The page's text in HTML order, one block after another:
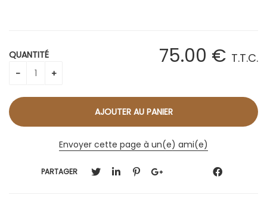
75.00 € T.T.C.
QUANTITÉ
Envoyer cette page à un(e) ami(e)
PARTAGER